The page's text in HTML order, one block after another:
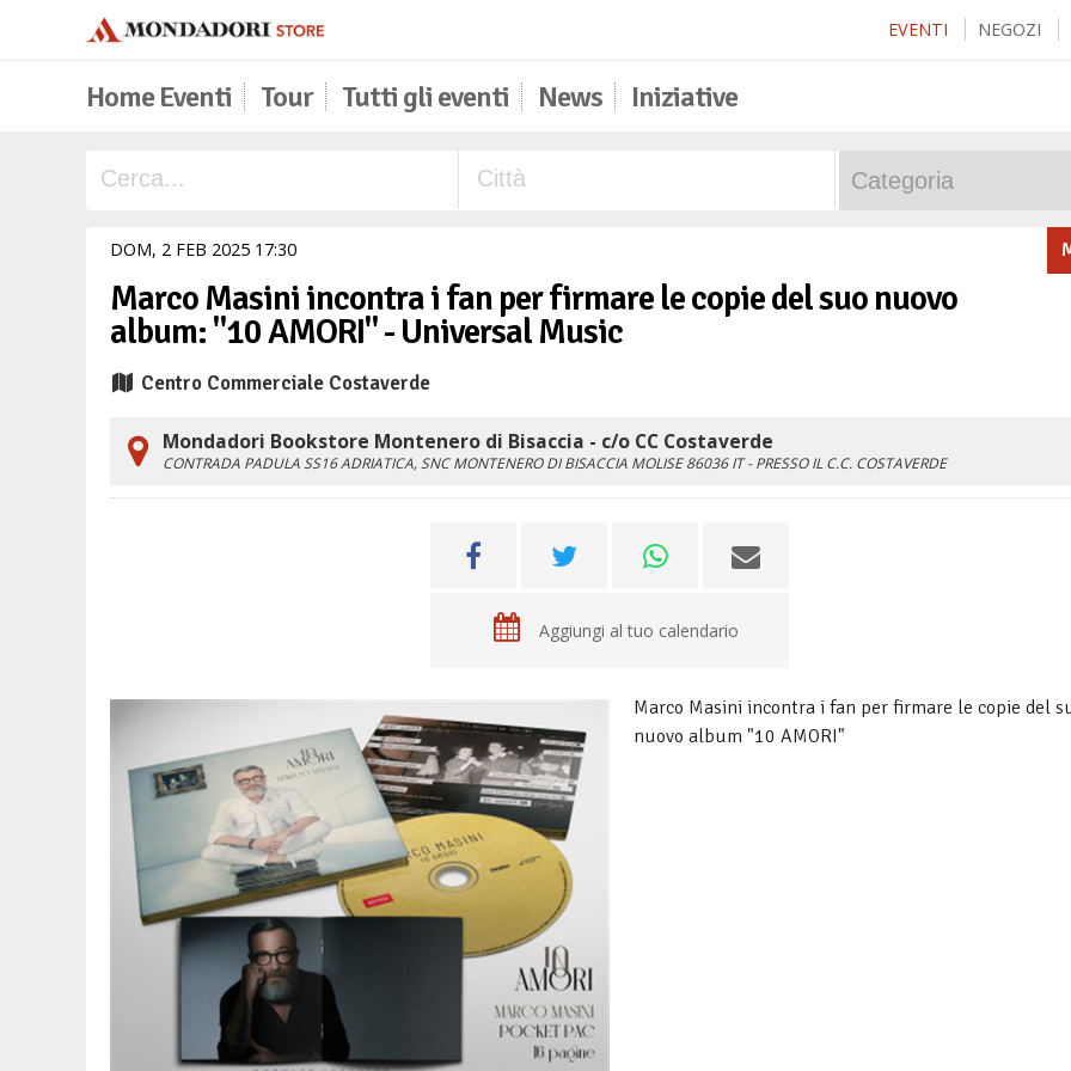
EVENTI NEGOZI
Home Eventi Tour Tutti gli eventi News Iniziative
DOM, 2 FEB 2025 1730
Marco Masini incontra i fan per firmare le copie del suo nuovo
album: "10 AMORI" - Universal Music
Centro Commerciale Costaverde
Mondadori Bookstore Montenero di Bisaccia - c/o CC Costaverde
CONTRADA PADULA SS16 ADRIATICA, SNCMONTENERO DI BISACCIA MOLISE 86036 IT - PRESSO IL C.C. COSTAVERDE
Aggiungi al tuo calendario
Marco Masini incontra i fan per firmare le copie del
nuovo album "10 AMORI"